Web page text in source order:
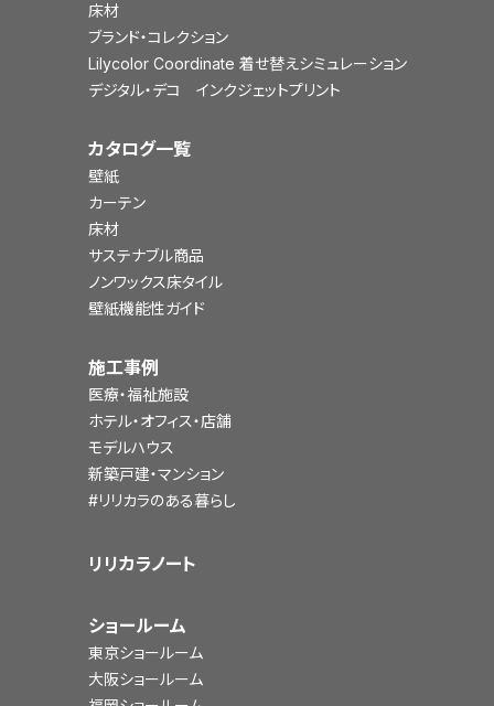
床材
ブランド・コレクション
Lilycolor Coordinate 着せ替えシミュレーション
デジタル・デコ インクジェットプリント
カタログ一覧
壁紙
カーテン
床材
サステナブル商品
ノンワックス床タイル
壁紙機能性ガイド
施工事例
医療・福祉施設
ホテル・オフィス・店舗
モデルハウス
新築戸建・マンション
#リリカラのある暮らし
リリカラノート
ショールーム
東京ショールーム
大阪ショールーム